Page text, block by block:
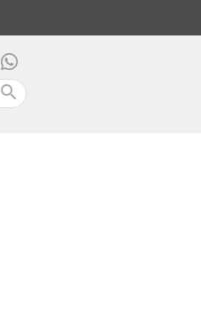
search